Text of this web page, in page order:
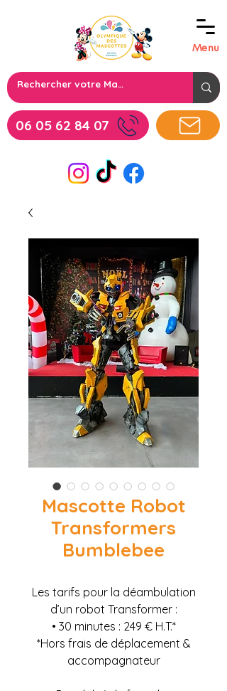
06 05 62 84 07
Menu
Mascotte Robot
Transformers
Bumblebee
Les tarifs pour la déambulation
d’un robot Transformer :
• 30 minutes : 249 € H.T.*
*Hors frais de déplacement &
accompagnateur